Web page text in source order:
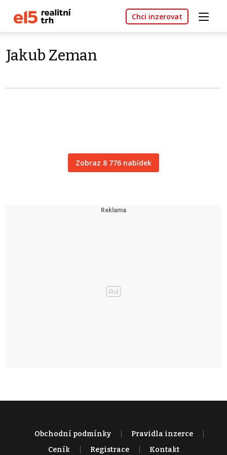
Chci inzerovat
Jakub Zeman
Zobraz 8 776 nabídek
Obchodní podmínky
Pravidla inzerce
Ceník
Registrace Kontakt